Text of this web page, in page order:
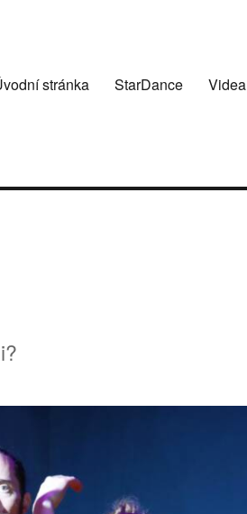
stránka StarDance Videa